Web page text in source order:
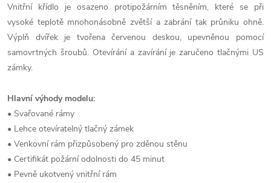
Vnitřní křídlo je osazeno protipožárním těsněním, které se při
vysoké teplotě mnohonásobně zvětší a zabrání tak průniku ohně.
Výplň dvířek je tvořena červenou deskou, upevněnou pomocí
samovrtných šroubů. Otevírání a zavírání je zaručeno tlačnými US
zámky.
Hlavní výhody modelu:
• Svařované rámy
• Lehce otevíratelný tlačný zámek
• Venkovní rám přizpůsobený pro zděnou stěnu
• Certifikát požární odolnosti do 45 minut
• Pevně ukotvený vnitřní rám